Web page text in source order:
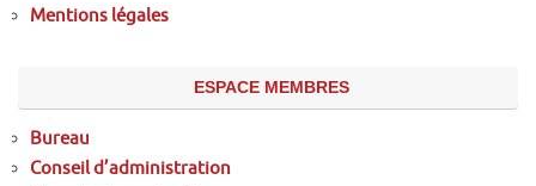
Mentions légales
ESPACE MEMBRES
Bureau
Conseil d’administration